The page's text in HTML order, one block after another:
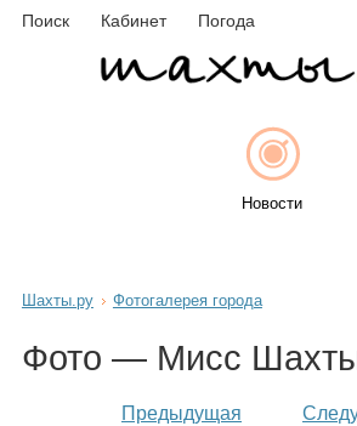
Поиск Кабинет Погода
Новости
Шахты.ру Фотогалерея города
Фото — Мисс
Предыдущая